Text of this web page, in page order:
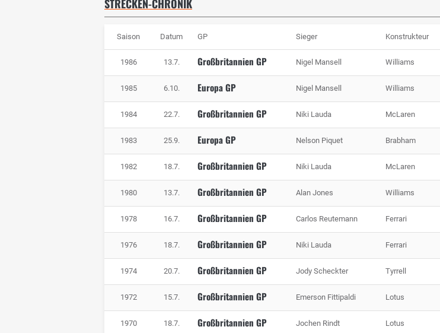
STRECKEN-CHRONIK
Saison Datum GP Sieger Konstrukteur
1986 13.7. Großbritannien GP Nigel Mansell Williams
1985 6.10. Europa GP Nigel Mansell Williams
1984 22.7. Großbritannien GP Niki Lauda McLaren
1983 25.9. Europa GP Nelson Piquet Brabham
1982 18.7. Großbritannien GP Niki Lauda McLaren
1980 13.7. Großbritannien GP Alan Jones Williams
1978 16.7. Großbritannien GP Carlos Reutemann Ferrari
1976 18.7. Großbritannien GP Niki Lauda Ferrari
1974 20.7. Großbritannien GP Jody Scheckter Tyrrell
1972 15.7. Großbritannien GP Emerson Fittipaldi Lotus
1970 18.7. Großbritannien GP Jochen Rindt Lotus